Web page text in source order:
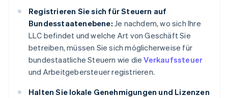
Registrieren Sie sich für Steuern auf
Bundesstaatenebene: Je nachdem, wo sich Ihre
LLC befindet und welche Art von Geschäft Sie
betreiben, müssen Sie sich möglicherweise für
bundestaatliche Steuern wie dieVerkaufssteuer
und Arbeitgebersteuer registrieren.
Halten Sie lokale Genehmigungen und Lizenzen